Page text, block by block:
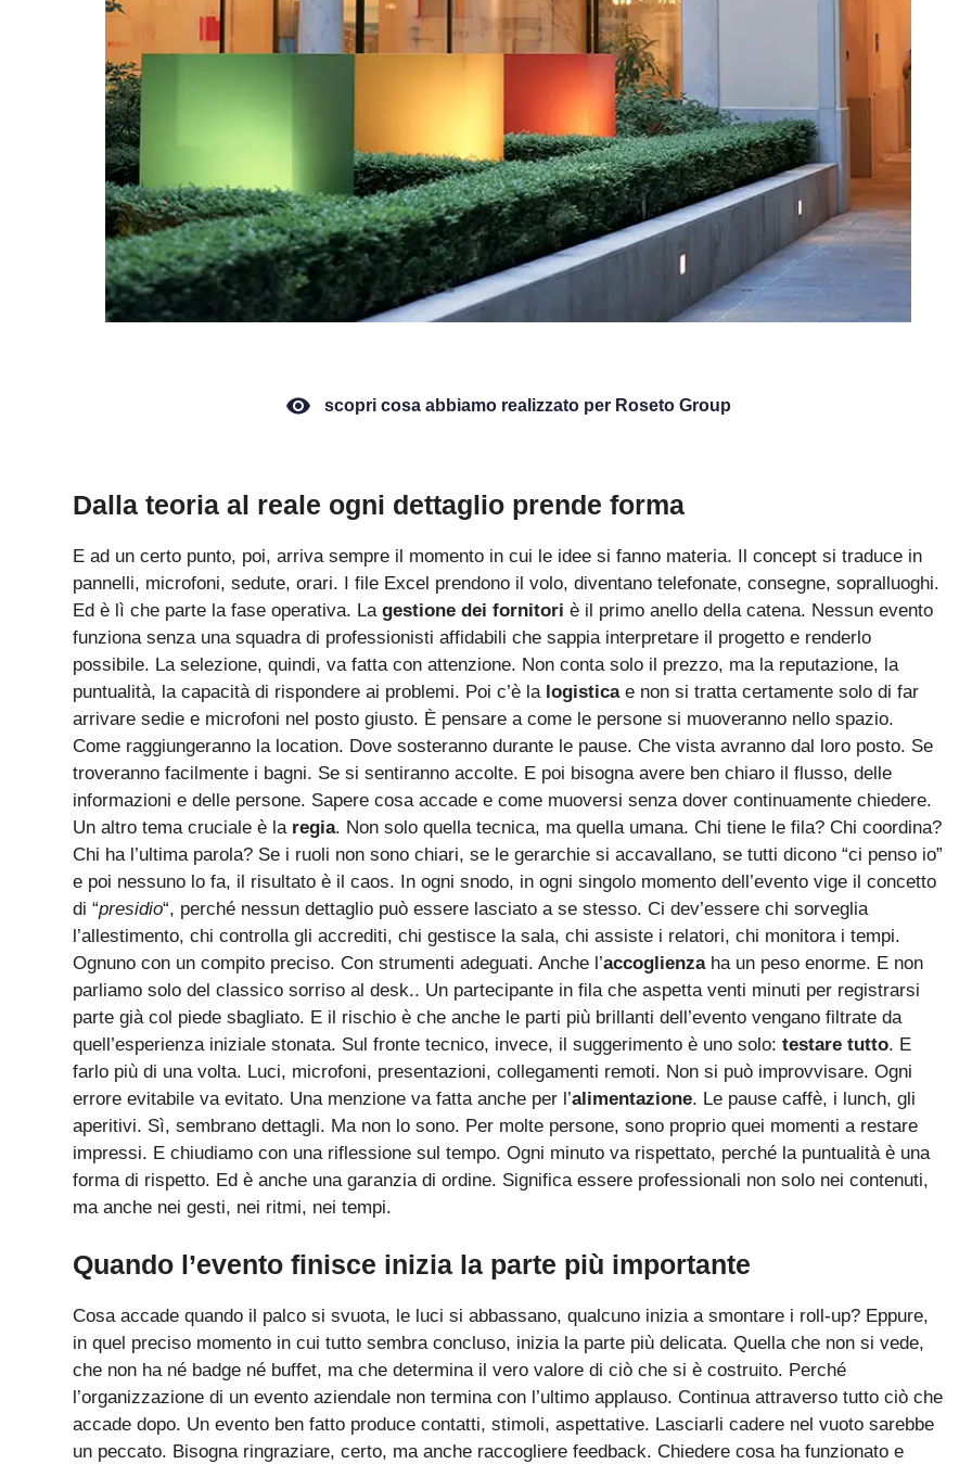
scopri cosa abbiamo realizzato per Roseto Group
Dalla teoria al reale ogni dettaglio prende forma
E ad un certo punto, poi, arriva sempre il momento in cui le idee si fanno materia. Il concept si traduce in
pannelli, microfoni, sedute, orari. I file Excel prendono il volo, diventano telefonate, consegne, sopralluoghi.
Ed è lì che parte la fase operativa. La gestione dei fornitori è il primo anello della catena. Nessun evento
funziona senza una squadra di professionisti affidabili che sappia interpretare il progetto e renderlo
possibile. La selezione, quindi, va fatta con attenzione. Non conta solo il prezzo, ma la reputazione, la
puntualità, la capacità di rispondere ai problemi. Poi c’è la logisticae non si tratta certamente solo di far
arrivare sedie e microfoni nel posto giusto. È pensare a come le persone si muoveranno nello spazio.
Come raggiungeranno la location. Dove sosteranno durante le pause. Che vista avranno dal loro posto. Se
troveranno facilmente i bagni. Se si sentiranno accolte. E poi bisogna avere ben chiaro il flusso, delle
informazioni e delle persone. Sapere cosa accade e come muoversi senza dover continuamente chiedere.
Un altro tema cruciale è la regia. Non solo quella tecnica, ma quella umana. Chi tiene le fila? Chi coordina?
Chi ha l’ultima parola? Se i ruoli non sono chiari, se le gerarchie si accavallano, se tutti dicono “ci penso io”
e poi nessuno lo fa, il risultato è il caos. In ogni snodo, in ogni singolo momento dell’evento vige il concetto
di “presidio“, perché nessun dettaglio può essere lasciato a se stesso. Ci dev’essere chi sorveglia
l’allestimento, chi controlla gli accrediti, chi gestisce la sala, chi assiste i relatori, chi monitora i tempi.
Ognuno con un compito preciso. Con strumenti adeguati. Anche l’accoglienza ha un peso enorme. E non
parliamo solo del classico sorriso al desk.. Un partecipante in fila che aspetta venti minuti per registrarsi
parte già col piede sbagliato. E il rischio è che anche le parti più brillanti dell’evento vengano filtrate da
quell’esperienza iniziale stonata. Sul fronte tecnico, invece, il suggerimento è uno solo: testare tutto. E
farlo più di una volta. Luci, microfoni, presentazioni, collegamenti remoti. Non si può improvvisare. Ogni
errore evitabile va evitato. Una menzione va fatta anche per l’alimentazione. Le pause caffè, i lunch, gli
aperitivi. Sì, sembrano dettagli. Ma non lo sono. Per molte persone, sono proprio quei momenti a restare
impressi. E chiudiamo con una riflessione sul tempo. Ogni minuto va rispettato, perché la puntualità è una
forma di rispetto. Ed è anche una garanzia di ordine. Significa essere professionali non solo nei contenuti,
ma anche nei gesti, nei ritmi, nei tempi.
Quando l’evento finisce inizia la parte più importante
Cosa accade quando il palco si svuota, le luci si abbassano, qualcuno inizia a smontare i roll-up? Eppure,
in quel preciso momento in cui tutto sembra concluso, inizia la parte più delicata. Quella che non si vede,
che non ha né badge né buffet, ma che determina il vero valore di ciò che si è costruito. Perché
l’organizzazione di un evento aziendale non termina con l’ultimo applauso. Continua attraverso tutto ciò che
accade dopo. Un evento ben fatto produce contatti, stimoli, aspettative. Lasciarli cadere nel vuoto sarebbe
un peccato. Bisogna ringraziare, certo, ma anche raccogliere feedback. Chiedere cosa ha funzionato e